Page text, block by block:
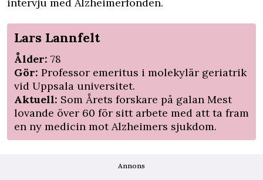
intervju med Alzheimerfonden.
Lars Lannfelt
Ålder: 78
Gör: Professor emeritus i molekylär geriatrik
vid Uppsala universitet.
Aktuell: Som Årets forskare på galan Mest
lovande över 60 för sitt arbete med att ta fram
en ny medicin mot Alzheimers sjukdom.
Annons